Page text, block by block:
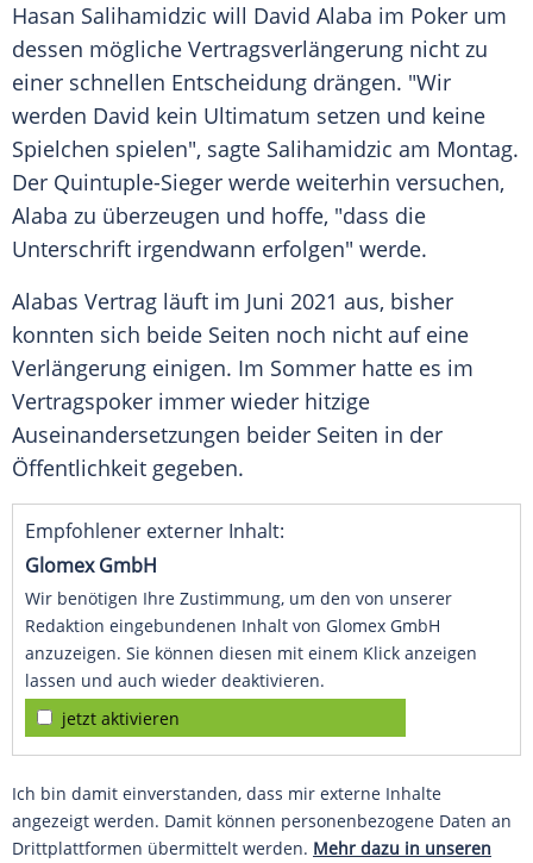
Hasan Salihamidzic will David Alaba im Poker um
dessen mögliche Vertragsverlängerung nicht zu
einer schnellen Entscheidung drängen. "Wir
werden David kein Ultimatum setzen und keine
Spielchen spielen", sagte Salihamidzic am Montag.
Der Quintuple-Sieger werde weiterhin versuchen,
Alaba zu überzeugen und hoffe, "dass die
Unterschrift irgendwann erfolgen" werde.
Alabas Vertrag läuft im Juni 2021 aus, bisher
konnten sich beide Seiten noch nicht auf eine
Verlängerung einigen. Im Sommer hatte es im
Vertragspoker immer wieder hitzige
Auseinandersetzungen beider Seiten in der
Öffentlichkeit gegeben.
Empfohlener externer Inhalt:
Glomex GmbH
Wir benötigen Ihre Zustimmung, um den von unserer
Redaktion eingebundenen Inhalt von Glomex GmbH
anzuzeigen. Sie können diesen mit einem Klick anzeigen
lassen und auch wieder deaktivieren.
jetzt aktivieren
Ich bin damit einverstanden, dass mir externe Inhalte
angezeigt werden. Damit können personenbezogene Daten an
Drittplattformen übermittelt werden. Mehr dazu in unseren